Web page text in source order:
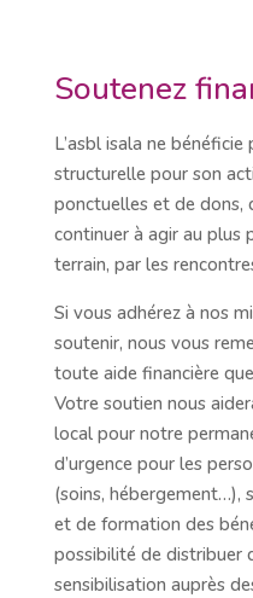
Soutenez
L’asbl isala ne
structurelle pour son
ponctuelles et de dons,
continuer à agir au plus
terrain, par les
Si vous adhérez à nos
soutenir, nous vous
toute aide financière
Votre soutien nous
local pour notre
d’urgence pour les
(soins, hébergement…),
et de formation des
possibilité de distribuer
sensibilisation auprès